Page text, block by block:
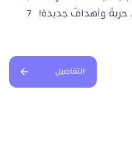
التعقاد مرحلة “ما بعد التقاعُد”.. حريةٌ وأهدافٌ جديدة! 7
التفاصيل